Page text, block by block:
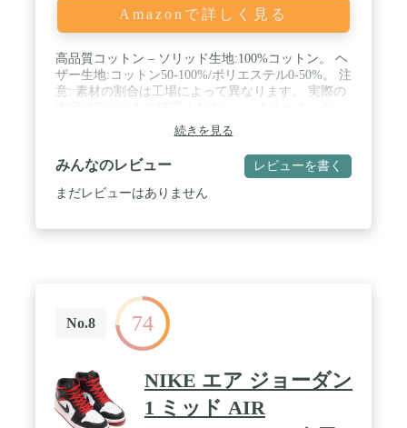
Amazonで詳しく見る
高品質コットン – ソリッド生地:100%コットン。 ヘ
ザー生地:コットン50-100%/ポリエステル0-50%。 注
意: 素材の割合は工場によって異なります。 実際の
定番のリブ付きクルーネックTシャツで、身体を完
璧にする無制限フィットを提供します。 / スタンダ
ード、クラシックなフィット - クラシックに間違い
はありません。 このベストセラー スタンダード カ
ジュアル Tシャツは、左胸にナイキのコーポレート
続きを見る
みんなのレビュー レビューを書く
まだレビューはありません
No.8 74
NIKE エア ジョーダン
1 ミッド AIR